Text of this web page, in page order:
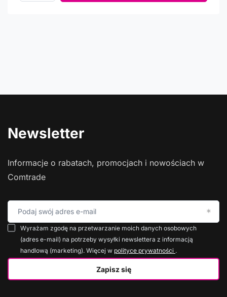
Newsletter
Informacje o rabatach, promocjach i nowościach w
Comtrade
Podaj swój adres e-mail
Zapisz się
Wyrażam zgodę na przetwarzanie moich danych osobowych
(adres e-mail) na potrzeby wysyłki newslettera z informacją
handlową (marketing). Więcej w polityce prywatności .